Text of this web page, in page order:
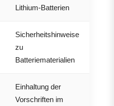
Lithium-Batterien
Sicherheitshinweise
zu
Batteriematerialien
Einhaltung der
Vorschriften im